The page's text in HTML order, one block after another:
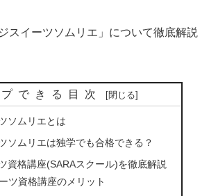
スイーツソムリエ」について徹底解説
できる目次
ソムリエとは
ソムリエは独学でも合格できる？
資格講座(SARAスクール)を徹底解説
ツ資格講座のメリット